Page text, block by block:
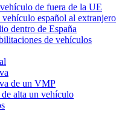
de fuera de la UE
vehículo español al extranjero
dentro de España
de vehículos
de un VMP
alta un vehículo